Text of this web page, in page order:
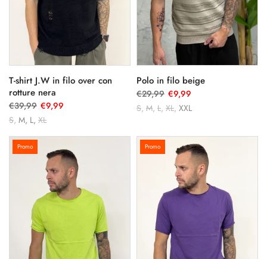
T-shirt J.W in filo over con
rotture nera
€39,99 €9,99
S M L XL
Polo in filo beige
€29,99 €9,99
S M L XL XXL
Promo Promo